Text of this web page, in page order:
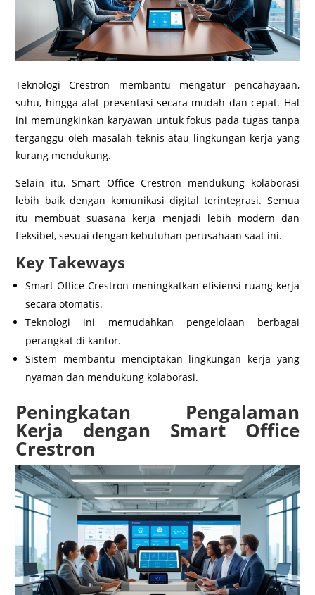
Teknologi Crestron membantu mengatur pencahayaan,
suhu, hingga alat presentasi secara mudah dan cepat. Hal
ini memungkinkan karyawan untuk fokus pada tugas tanpa
terganggu oleh masalah teknis atau lingkungan kerja yang
kurang mendukung.
Selain itu, Smart Office Crestron mendukung kolaborasi
lebih baik dengan komunikasi digital terintegrasi. Semua
itu membuat suasana kerja menjadi lebih modern dan
fleksibel, sesuai dengan kebutuhan perusahaan saat ini.
Key Takeways
Smart Office Crestron meningkatkan efisiensi ruang kerja
secara otomatis.
Teknologi ini memudahkan pengelolaan berbagai
perangkat di kantor.
Sistem membantu menciptakan lingkungan kerja yang
nyaman dan mendukung kolaborasi.
Peningkatan Pengalaman
Kerja dengan Smart Office
Crestron